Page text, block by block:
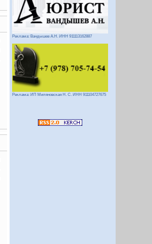
Реклама: Вандышев А.Н. ИНН 911113162887
Реклама: ИП Миляновская Н. С. ИНН 911104727675